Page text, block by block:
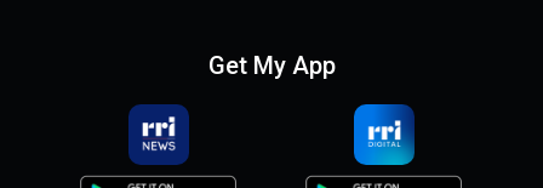
Get My App